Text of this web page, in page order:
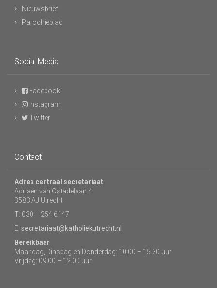
Nieuwsbrief
Parochieblad
Social Media
Facebook
Instagram
Twitter
Contact
Adres centraal secretariaat
Adriaen van Ostadelaan 4
3583 AJ Utrecht
T: 030 – 254 6147
E: secretariaat@katholiekutrecht.nl
Bereikbaar
Maandag, Dinsdag en Donderdag: 10.00 – 15.30 uur
Vrijdag: 09.00 – 12.00 uur